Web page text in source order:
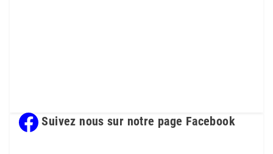
Suivez nous sur notre page Facebook